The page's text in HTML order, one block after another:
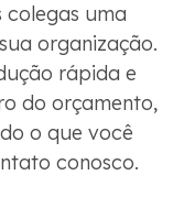
colegas uma
organização.
rápida e
do orçamento,
o que você
conosco.